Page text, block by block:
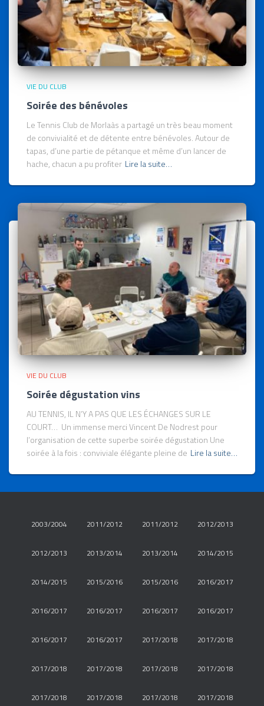
VIE DU CLUB
Soirée des bénévoles
Le Tennis Club de Morlaàs a partagé un très beau moment
de convivialité et de détente entre bénévoles. Autour de
tapas, d’une partie de pétanque et même d’un lancer de
hache, chacun a pu profiter Lire la suite…
VIE DU CLUB
Soirée dégustation vins
AU TENNIS, IL N’Y A PAS QUE LES ÉCHANGES SUR LE
COURT… Un immense merci Vincent De Nodrest pour
l’organisation de cette superbe soirée dégustation Une
soirée à la fois : conviviale élégante pleine de Lire la suite…
2003/2004 2011/2012 2011/2012 2012/2013
2012/2013 2013/2014 2013/2014 2014/2015
2014/2015 2015/2016 2015/2016 2016/2017
2016/2017 2016/2017 2016/2017 2016/2017
2016/2017 2016/2017 2017/2018 2017/2018
2017/2018 2017/2018 2017/2018 2017/2018
2017/2018 2017/2018 2017/2018 2017/2018